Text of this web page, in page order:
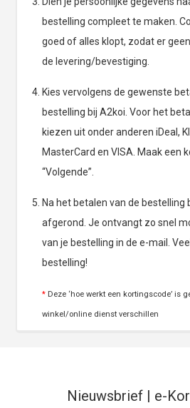
bestelling compleet te maken.
goed of alles klopt, zodat er
de levering/bevestiging.
Kies vervolgens de gewenste
bestelling bij A2koi. Voor het
kiezen uit onder anderen iDeal,
MasterCard en VISA. Maak een
“Volgende”.
Na het betalen van de bestelling
afgerond. Je ontvangt zo snel
van je bestelling in de e-mail.
bestelling!
* Deze ‘hoe werkt een kortingscode’ is
winkel/online dienst verschillen
Nieuwsbrief | e-